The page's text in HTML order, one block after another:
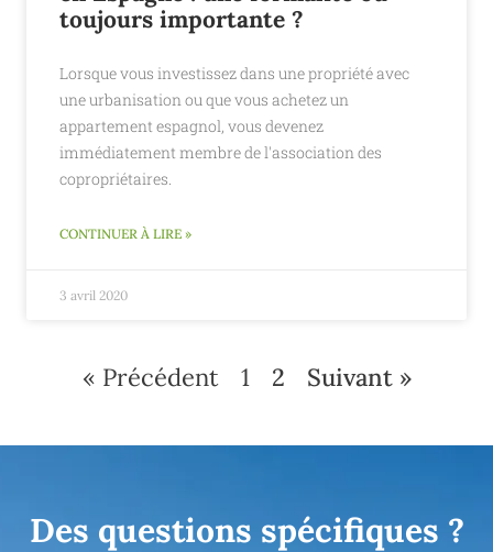
toujours importante ?
Lorsque vous investissez dans une propriété avec
une urbanisation ou que vous achetez un
appartement espagnol, vous devenez
immédiatement membre de l'association des
copropriétaires.
CONTINUER À LIRE »
3 avril 2020
« Précédent 1 2 Suivant »
Des questions spécifiques ?